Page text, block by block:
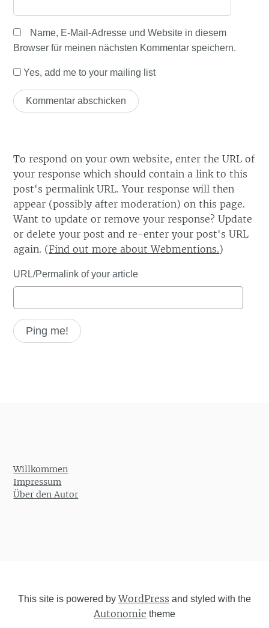
Name, E-Mail-Adresse und Website in diesem
Browser für meinen nächsten Kommentar speichern.
Yes, add me to your mailing list
To respond on your own website, enter the URL of
your response which should contain a link to this
post's permalink URL. Your response will then
appear (possibly after moderation) on this page.
Want to update or remove your response? Update
or delete your post and re-enter your post's URL
again. (Find out more about Webmentions.)
URL/Permalink of your article
Willkommen
Impressum
Über den Autor
This site is powered byWordPress and styled with the
Autonomie theme